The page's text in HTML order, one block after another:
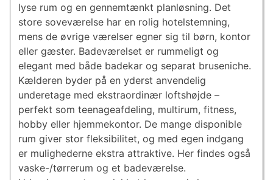
lyse rum og en gennemtænkt planløsning. Det
store soveværelse har en rolig hotelstemning,
mens de øvrige værelser egner sig til børn, kontor
eller gæster. Badeværelset er rummeligt og
elegant med både badekar og separat bruseniche.
Kælderen byder på en yderst anvendelig
underetage med ekstraordinær loftshøjde –
perfekt som teenageafdeling, multirum, fitness,
hobby eller hjemmekontor. De mange disponible
rum giver stor fleksibilitet, og med egen indgang
er mulighederne ekstra attraktive. Her findes også
vaske-/tørrerum og et badeværelse.